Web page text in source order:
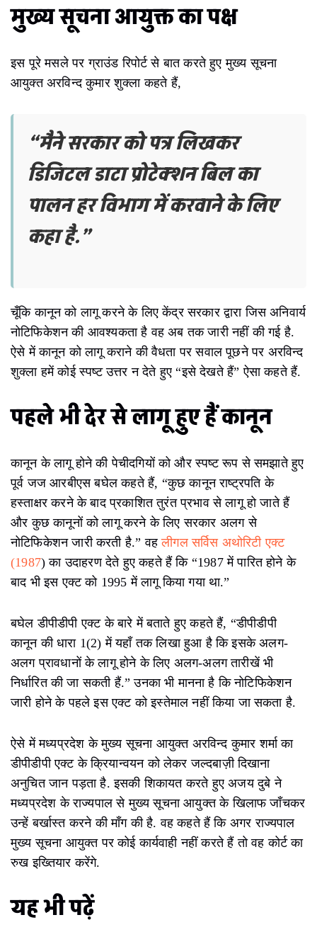
मुख्य सूचना आयुक्त का पक्ष
इस पूरे मसले पर ग्राउंड रिपोर्ट से बात करते हुए मुख्य सूचना
आयुक्त अरविन्द कुमार शुक्ला कहते हैं,
“मैने सरकार को पत्र लिखकर
डिजिटल डाटा प्रोटेक्शन बिल का
पालन हर विभाग में करवाने के लिए
कहा है.”
चूँकि कानून को लागू करने के लिए केंद्र सरकार द्वारा जिस अनिवार्य
नोटिफिकेशन की आवश्यकता है वह अब तक जारी नहीं की गई है.
ऐसे में कानून को लागू कराने की वैधता पर सवाल पूछने पर अरविन्द
शुक्ला हमें कोई स्पष्ट उत्तर न देते हुए “इसे देखते हैं” ऐसा कहते हैं.
पहले भी देर से लागू हुए हैं कानून
कानून के लागू होने की पेचीदगियों को और स्पष्ट रूप से समझाते हुए
पूर्व जज आरबीएस बघेल कहते हैं, “कुछ कानून राष्ट्रपति के
हस्ताक्षर करने के बाद प्रकाशित तुरंत प्रभाव से लागू हो जाते हैं
और कुछ कानूनों को लागू करने के लिए सरकार अलग से
नोटिफिकेशन जारी करती है.” वहलीगल सर्विस अथोरिटी एक्ट
(1987) का उदाहरण देते हुए कहते हैं कि “1987 में पारित होने के
बाद भी इस एक्ट को 1995 में लागू किया गया था.”
बघेल डीपीडीपी एक्ट के बारे में बताते हुए कहते हैं, “डीपीडीपी
कानून की धारा 1(2) में यहाँ तक लिखा हुआ है कि इसके अलग-
अलग प्रावधानों के लागू होने के लिए अलग-अलग तारीखें भी
निर्धारित की जा सकती हैं.” उनका भी मानना है कि नोटिफिकेशन
जारी होने के पहले इस एक्ट को इस्तेमाल नहीं किया जा सकता है.
ऐसे में मध्यप्रदेश के मुख्य सूचना आयुक्त अरविन्द कुमार शर्मा का
डीपीडीपी एक्ट के क्रियान्वयन को लेकर जल्दबाज़ी दिखाना
अनुचित जान पड़ता है. इसकी शिकायत करते हुए अजय दुबे ने
मध्यप्रदेश के राज्यपाल से मुख्य सूचना आयुक्त के खिलाफ जाँचकर
उन्हें बर्खास्त करने की माँग की है. वह कहते हैं कि अगर राज्यपाल
मुख्य सूचना आयुक्त पर कोई कार्यवाही नहीं करते हैं तो वह कोर्ट का
रुख इख्तियार करेंगे.
यह भी पढ़ें